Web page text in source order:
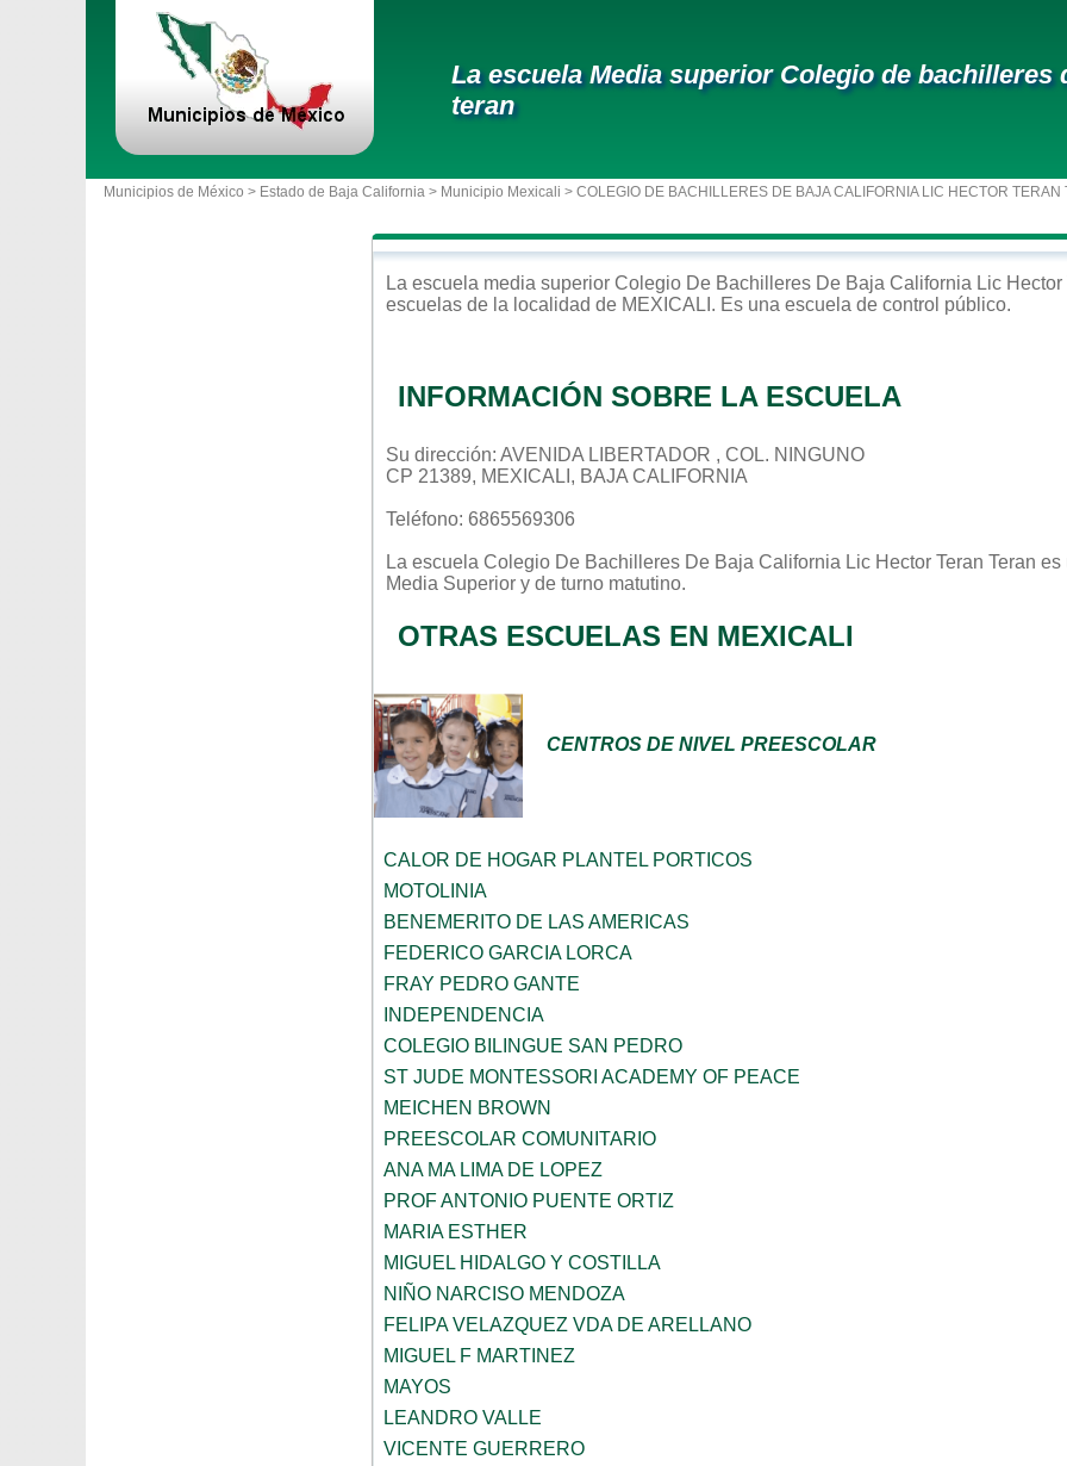
La escuela Media superior Colegio de
teran
Municipios de México > Estado de Baja California > Municipio Mexicali > COLEGIO DE BACHILLERES DE BAJA CALIFORNIA LIC HECTOR TERAN
La escuela media superior Colegio De Bachilleres De Baja California Lic Hector
escuelas de la localidad de MEXICALI . Es una escuela de control público.
INFORMACIÓN SOBRE LA ESCUELA
Su dirección: AVENIDA LIBERTADOR , COL. NINGUNO
CP 21389, MEXICALI, BAJA CALIFORNIA
Teléfono: 6865569306
La escuela Colegio De Bachilleres De Baja California Lic Hector Teran Teran es
Media Superior y de turno matutino.
OTRAS ESCUELAS EN MEXICALI
CENTROS DE NIVEL PREESCOLAR
CALOR DE HOGAR PLANTEL PORTICOS
MOTOLINIA
BENEMERITO DE LAS AMERICAS
FEDERICO GARCIA LORCA
FRAY PEDRO GANTE
INDEPENDENCIA
COLEGIO BILINGUE SAN PEDRO
ST JUDE MONTESSORI ACADEMY OF PEACE
MEICHEN BROWN
PREESCOLAR COMUNITARIO
ANA MA LIMA DE LOPEZ
PROF ANTONIO PUENTE ORTIZ
MARIA ESTHER
MIGUEL HIDALGO Y COSTILLA
NIÑO NARCISO MENDOZA
FELIPA VELAZQUEZ VDA DE ARELLANO
MIGUEL F MARTINEZ
MAYOS
LEANDRO VALLE
VICENTE GUERRERO